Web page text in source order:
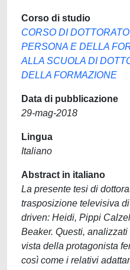
Corso di studio
CORSO DI
PERSONA E DELLA
ALLA SCUOLA DI
DELLA FORMAZIONE
Data di pubblicazione
29-mag-2018
Lingua
Italiano
Abstract in italiano
La presente tesi di
trasposizione televisiva
driven: Heidi, Pippi
Beaker. Questi,
vista della protagonista
così come i relativi